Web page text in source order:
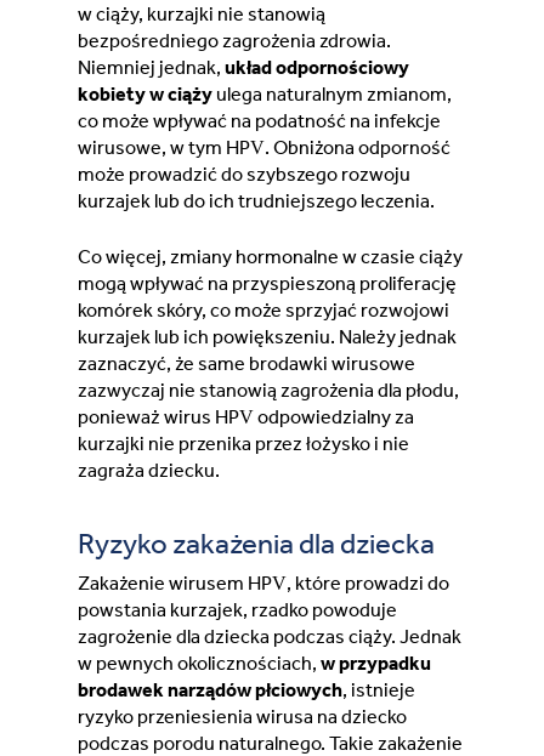
w ciąży, kurzajki nie stanowią
bezpośredniego zagrożenia zdrowia.
Niemniej jednak,układ odpornościowy
kobiety w ciąży ulega naturalnym zmianom,
co może wpływać na podatność na infekcje
wirusowe, w tym HPV. Obniżona odporność
może prowadzić do szybszego rozwoju
kurzajek lub do ich trudniejszego leczenia.
Co więcej, zmiany hormonalne w czasie ciąży
mogą wpływać na przyspieszoną proliferację
komórek skóry, co może sprzyjać rozwojowi
kurzajek lub ich powiększeniu. Należy jednak
zaznaczyć, że same brodawki wirusowe
zazwyczaj nie stanowią zagrożenia dla płodu,
ponieważ wirus HPV odpowiedzialny za
kurzajki nie przenika przez łożysko i nie
zagraża dziecku.
Ryzyko zakażenia dla dziecka
Zakażenie wirusem HPV, które prowadzi do
powstania kurzajek, rzadko powoduje
zagrożenie dla dziecka podczas ciąży. Jednak
w pewnych okolicznościach,w przypadku
brodawek narządów płciowych, istnieje
ryzyko przeniesienia wirusa na dziecko
podczas porodu naturalnego. Takie zakażenie
United Arab Emirates (Arabic)
United Kingdom (English)
United States (English)